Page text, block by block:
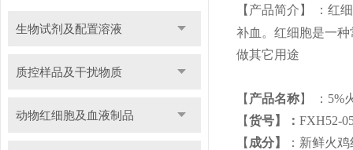
生物试剂及配置溶液
质控样品及干扰物质
动物红细胞及血液制品
【产品简介】 ： 红
补血。红细胞是一
做其它用途
【 产品名称】 ： 5%
【货号】： FXH52-
【 成分】 ： 新鲜火鸡